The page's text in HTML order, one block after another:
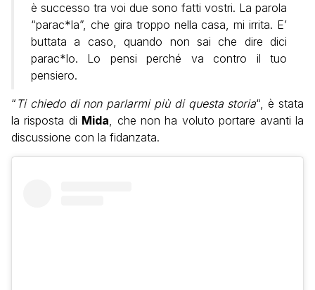
è successo tra voi due sono fatti vostri. La parola
“parac*la”, che gira troppo nella casa, mi irrita. E’
buttata a caso, quando non sai che dire dici
parac*lo. Lo pensi perché va contro il tuo
pensiero.
“ Ti chiedo di non parlarmi più di questa storia“, è stata
la risposta di Mida, che non ha voluto portare avanti la
discussione con la fidanzata.